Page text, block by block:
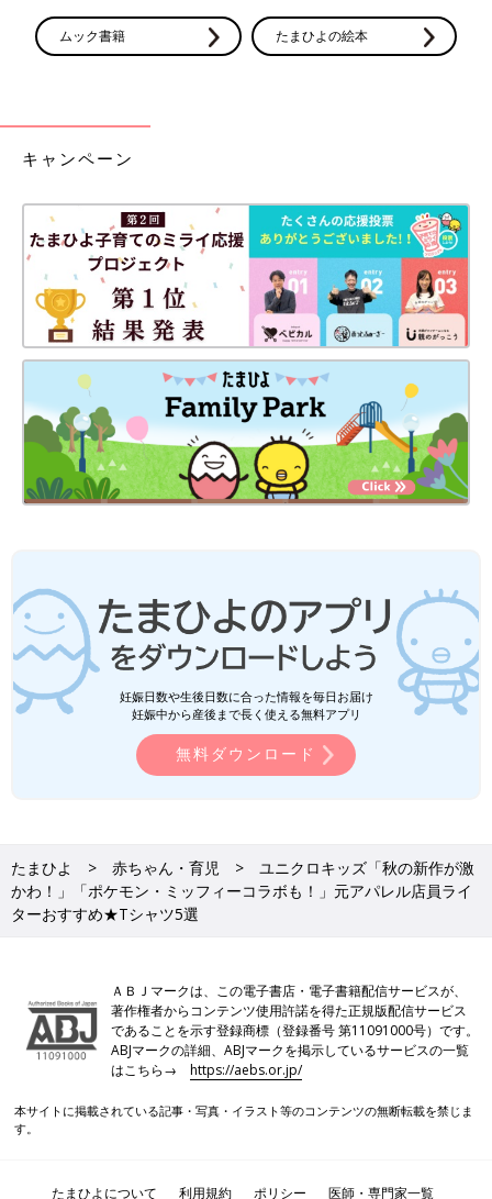
出典：Instagramアカウント「haru.haru.haru.family」
haru_haruさんは「エアリズムコットンボーダーTシャツ（ネイ
ビー）」を購入。ゆったりしたシルエットでラクに着られるアイ
テムです。太めボーダーで白の割合が大きいので重たい印象にな
らず、白と黒を組み合わせても軽やかな雰囲気に♪ チュールワン
ピを合わせると、かっこいいモノトーンコーデを可愛らしく仕上
げてくれますよ♪
GUキッズ「セールで安いうちにゲット
して！」「夏服の買い納めにも！」おす
すめトップス＆ボトムス5選
GUの夏服は、ただいま続々と値下げ中！まだ
まだ暑い日が続くので使えるものばかりです
以外にもブラウン・濃い目のネイビー・からし色な
どを合わせるのもおすすめ！
まだまだ暑いですが、お洋服で秋らしい雰囲気を楽しみたいです
よね。ベースが黒や白であれば、秋らしいブラウン・深みのある
赤・からし色・濃い目のネイビーなどを取り入れると一気に雰囲
気が変わりますよ。人気キャラクターとのコラボ商品は売り切れ
ることもあるので、早めのゲットもおすすめです♪
子育て・ファッションジャンルを得意とする主婦のWEBライタ
ー。アパレル企業に勤めていた経験をもち、色彩コーディネータ
かに暮らしています♪ 好きな言葉は「思い立ったが吉日」。
●記事内容でご紹介している投稿、リンク先は、削除される場合
があります。あらかじめご了承ください。
●記事の内容は2024年8月の情報で、現在と異なる場合がありま
す。
ムック書籍 たまひよの絵本
キャンペーン
妊娠日数や生後日数に合った情報を毎日お届け
妊娠中から産後まで長く使える無料アプリ
無料ダウンロード
たまひよ 赤ちゃん・育児
ユニクロキッズ「秋の新作が激
かわ！」「ポケモン・ミッフィーコラボも！」元アパレル店員ライ
ターおすすめ★Tシャツ5選
ＡＢＪマークは、この電子書店・電子書籍配信サービスが、
著作権者からコンテンツ使用許諾を得た正規版配信サービス
であることを示す登録商標（登録番号 第11091000号）です。
ABJマークの詳細、ABJマークを掲示しているサービスの一覧
はこちら→https://aebs.or.jp/
本サイトに掲載されている記事・写真・イラスト等のコンテンツの無断転載を禁じま
す。
たまひよについて 利用規約 ポリシー 医師・専門家一覧